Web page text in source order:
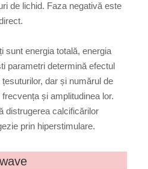
de lichid. Faza negativă este
sunt energia totală, energia
parametri determină efectul
dar și numărul de
și amplitudinea lor.
distrugerea calcificărilor
prin hiperstimulare.